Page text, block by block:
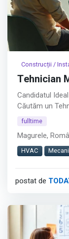
Construcții /
Tehnician
Candidatul Ideal
Căutăm un
reparații și
Dacă ai
Cerințe
fulltime
Magurele,
HVAC
postat de